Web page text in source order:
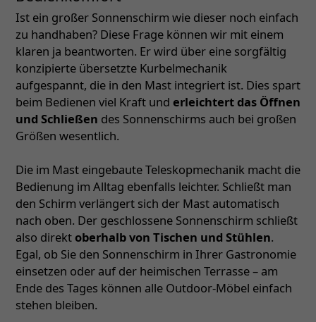
Ist ein großer Sonnenschirm wie dieser noch einfach
zu handhaben? Diese Frage können wir mit einem
klaren ja beantworten. Er wird über eine sorgfältig
konzipierte übersetzte Kurbelmechanik
aufgespannt, die in den Mast integriert ist. Dies spart
beim Bedienen viel Kraft und erleichtert das Öffnen
und Schließen des Sonnenschirms auch bei großen
Größen wesentlich.
Die im Mast eingebaute Teleskopmechanik macht die
Bedienung im Alltag ebenfalls leichter. Schließt man
den Schirm verlängert sich der Mast automatisch
nach oben. Der geschlossene Sonnenschirm schließt
also direktoberhalb von Tischen und Stühlen.
Egal, ob Sie den Sonnenschirm in Ihrer Gastronomie
einsetzen oder auf der heimischen Terrasse – am
Ende des Tages können alle Outdoor-Möbel einfach
stehen bleiben.